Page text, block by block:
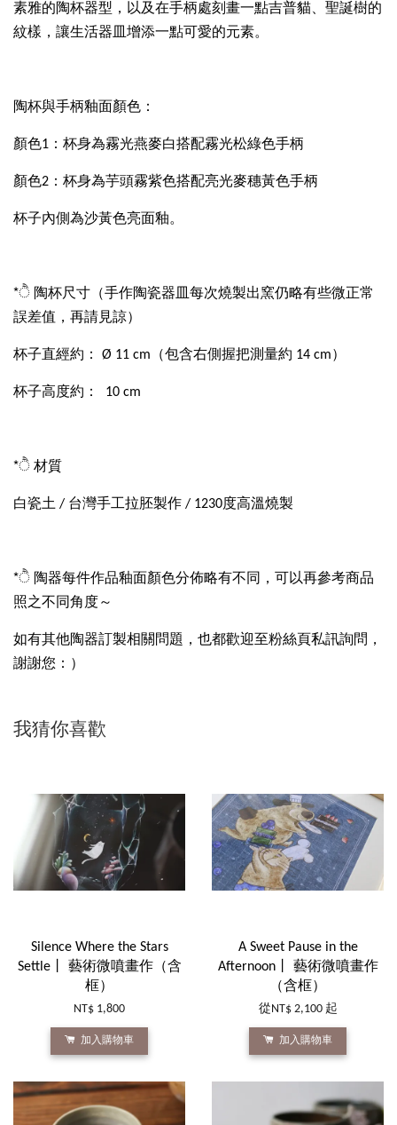
素雅的陶杯器型，以及在手柄處刻畫一點吉普貓、聖誕樹的
紋樣，讓生活器皿增添一點可愛的元素。
陶杯與手柄釉面顏色：
顏色1：杯身為霧光燕麥白搭配霧光松綠色手柄
顏色2：杯身為芋頭霧紫色搭配亮光麥穗黃色手柄
杯子內側為沙黃色亮面釉。
*ੈ 陶杯尺寸（手作陶瓷器皿每次燒製出窯仍略有些微正常
誤差值，再請見諒）
杯子直經約： Ø 11 cm（包含右側握把測量約 14 cm）
杯子高度約： 10 cm
*ੈ 材質
白瓷土 / 台灣手工拉胚製作 / 1230度高溫燒製
*ੈ 陶器每件作品釉面顏色分佈略有不同，可以再參考商品
照之不同角度～
如有其他陶器訂製相關問題，也都歡迎至粉絲頁私訊詢問，
謝謝您：）
我猜你喜歡
Silence Where the Stars
Settle丨 藝術微噴畫作（含
框）
NT$ 1,800
加入購物車
A Sweet Pause in the
Afternoon丨 藝術微噴畫作
（含框）
從 NT$ 2,100 起
加入購物車